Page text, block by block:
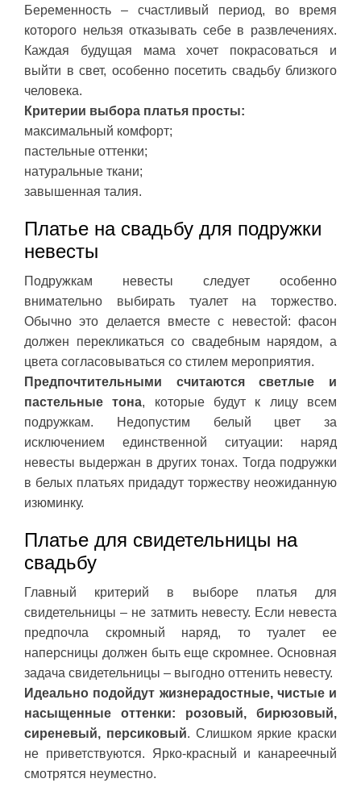
Беременность – счастливый период, во время
которого нельзя отказывать себе в развлечениях.
Каждая будущая мама хочет покрасоваться и
выйти в свет, особенно посетить свадьбу близкого
человека.
Критерии выбора платья просты:
максимальный комфорт;
пастельные оттенки;
натуральные ткани;
завышенная талия.
Платье на свадьбу для подружки
невесты
Подружкам невесты следует особенно
внимательно выбирать туалет на торжество.
Обычно это делается вместе с невестой: фасон
должен перекликаться со свадебным нарядом, а
цвета согласовываться со стилем мероприятия.
Предпочтительными считаются светлые и
пастельные тона, которые будут к лицу всем
подружкам. Недопустим белый цвет за
исключением единственной ситуации: наряд
невесты выдержан в других тонах. Тогда подружки
в белых платьях придадут торжеству неожиданную
изюминку.
Платье для свидетельницы на
свадьбу
Главный критерий в выборе платья для
свидетельницы – не затмить невесту. Если невеста
предпочла скромный наряд, то туалет ее
наперсницы должен быть еще скромнее. Основная
задача свидетельницы – выгодно оттенить невесту.
Идеально подойдут жизнерадостные, чистые и
насыщенные оттенки: розовый, бирюзовый,
сиреневый, персиковый. Слишком яркие краски
не приветствуются. Ярко-красный и канареечный
смотрятся неуместно.